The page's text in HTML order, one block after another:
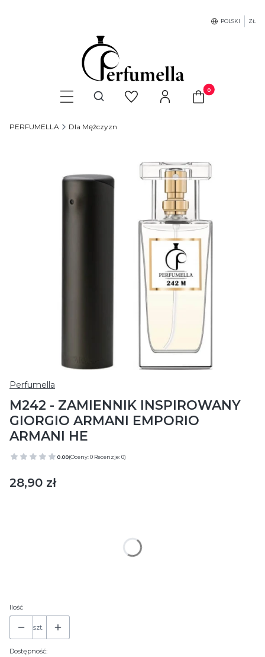
POLSKI ZŁ
Otwórz wyszukiwarkę Produkty w
PERFUMELLA Dla Mężczyzn
Perfumella
M242 - ZAMIENNIK INSPIROWANY
GIORGIO ARMANI EMPORIO
ARMANI HE
0.00(Oceny: 0 Recenzje: 0)
Cena
28,90 zł
Ilość
szt.
Dostępność: